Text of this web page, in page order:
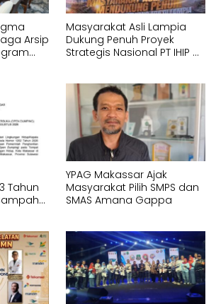
Arsip
Masyarakat Asli Lampia
Dukung Penuh Proyek
Strategis Nasional PT IHIP di
Tahun
YPAG Makassar Ajak
Masyarakat Pilih SMPS dan
SMAS Amana Gappa